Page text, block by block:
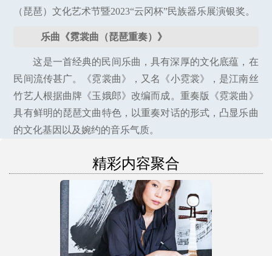
（琵琶）文化艺术节暨2023“云冈杯”民族器乐展演银奖。
乐曲《霓裳曲（琵琶重奏）》
这是一首经典的民间乐曲，具有深厚的文化底蕴，在
民间流传甚广。《霓裳曲》，又名《小霓裳》，是江南丝
竹艺人根据曲牌《玉娥郎》改编而成。重奏版《霓裳曲》
具有鲜明的琵琶文曲特色，以重奏对话的形式，凸显乐曲
的文化基因以及婉约的音乐气质。
精彩内容聚合